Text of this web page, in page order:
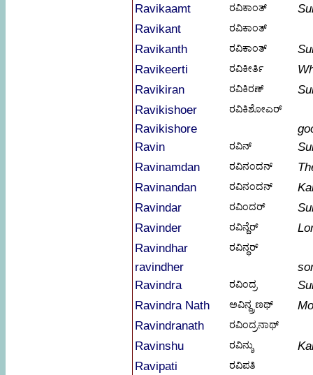
Ravikaamt ರವಿಕಾಂತ್
Ravikant
ರವಿಕಾಂತ್
Ravikanth ರವಿಕಾಂತ್
Ravikeerti
ರವಿಕೀರ್ತಿ
Ravikiran
ರವಿಕಿರಣ್
Ravikishoer
ರವಿಕಿಶೋಎರ್
Ravikishore
Ravin
ರವಿನ್
Ravinamdan
ರವಿನಂದನ್
Ravinandan
ರವಿನಂದನ್
Ravindar
ರವಿಂದರ್
Ravinder
ರವಿನ್ದೆರ್
Ravindhar
ರವಿನ್ಧರ್
ravindher
Ravindra
ರವಿಂದ್ರ
Ravindra Nath
ಅವಿನ್ದ್ರಣಥ್
Ravindranath
ರವಿಂದ್ರನಾಥ್
Ravinshu ರವಿನ್ಶು
Ravipati
ರವಿಪತಿ